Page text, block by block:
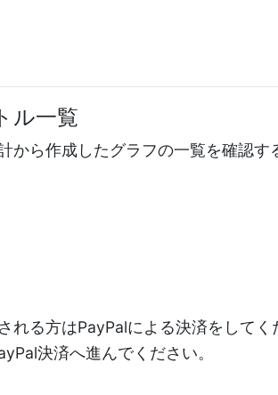
ル一覧
から作成したグラフの一覧を確認す
れる方はPayPalによる決済をして
決済へ進んでください。